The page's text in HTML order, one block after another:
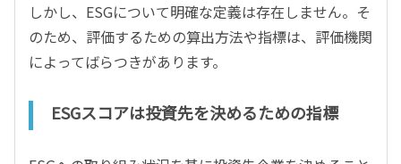
しかし、ESGについて明確な定義は存在しません。そ
のため、評価するための算出方法や指標は、評価機関
によってばらつきがあります。
ESGスコアは投資先を決めるための指標